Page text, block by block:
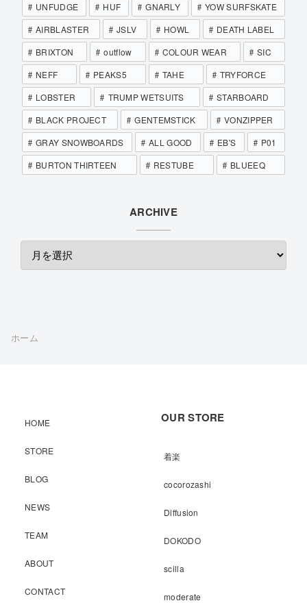
UNFUDGE
HUF GNARLY
YOW SURFSKATE
AIRBLASTER
JSLV HOWL
DEATH LABEL
BRIXTON
outflow COLOUR WEAR
SIC
NEFF
PEAKS5 TAHE
TRYFORCE
LOBSTER
TRUMP WETSUITS
STARBOARD
BLACK PROJECT
GENTEMSTICK
VONZIPPER
GRAY SNOWBOARDS
ALL GOOD EB'S
P01
BURTON THIRTEEN
RESTUBE BLUEEQ
ARCHIVE
ホーム
HOME
STORE
BLOG
NEWS
TEAM
ABOUT
CONTACT
OUR STORE
着楽
cocorozashi
Diffusion
DOKODO
scilla
moderate